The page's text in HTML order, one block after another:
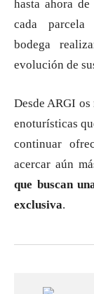
hasta ahora
cada
bodega
evolución de
Desde ARGI os
enoturísticas
continuar
acercar aún
que buscan
exclusiva.